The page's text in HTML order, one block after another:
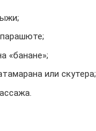
«банане»;
или скутера;